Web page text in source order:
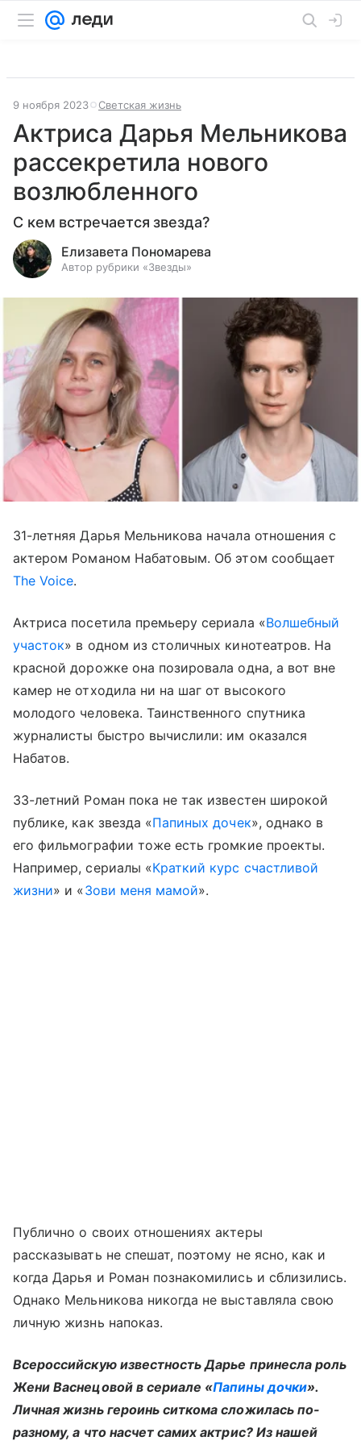
9 ноября 2023 Светская жизнь
Актриса Дарья Мельникова
рассекретила нового
возлюбленного
С кем встречается звезда?
Елизавета Пономарева
Автор рубрики «Звезды»
31-летняя Дарья Мельникова начала отношения с
актером Романом Набатовым. Об этом сообщает
The Voice.
Актриса посетила премьеру сериала «Волшебный
участок» в одном из столичных кинотеатров. На
красной дорожке она позировала одна, а вот вне
камер не отходила ни на шаг от высокого
молодого человека. Таинственного спутника
журналисты быстро вычислили: им оказался
Набатов.
33-летний Роман пока не так известен широкой
публике, как звезда «Папиных дочек», однако в
его фильмографии тоже есть громкие проекты.
Например, сериалы «Краткий курс счастливой
жизни» и «Зови меня мамой».
Публично о своих отношениях актеры
рассказывать не спешат, поэтому не ясно, как и
когда Дарья и Роман познакомились и сблизились.
Однако Мельникова никогда не выставляла свою
личную жизнь напоказ.
Всероссийскую известность Дарье принесла роль
Жени Васнецовой в сериале «Папины дочки».
Личная жизнь героинь ситкома сложилась по-
разному, а что насчет самих актрис? Из нашей